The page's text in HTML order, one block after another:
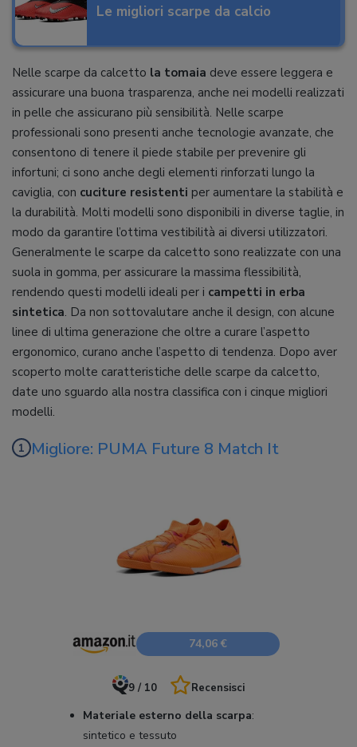
Le migliori scarpe da calcio
Nelle scarpe da calcetto la tomaia deve essere leggera e
assicurare una buona trasparenza, anche nei modelli realizzati
in pelle che assicurano più sensibilità. Nelle scarpe
professionali sono presenti anche tecnologie avanzate, che
consentono di tenere il piede stabile per prevenire gli
infortuni; ci sono anche degli elementi rinforzati lungo la
caviglia, con cuciture resistenti per aumentare la stabilità e
la durabilità. Molti modelli sono disponibili in diverse taglie, in
modo da garantire l’ottima vestibilità ai diversi utilizzatori.
Generalmente le scarpe da calcetto sono realizzate con una
suola in gomma, per assicurare la massima flessibilità,
rendendo questi modelli ideali per i campetti in erba
sintetica. Da non sottovalutare anche il design, con alcune
linee di ultima generazione che oltre a curare l’aspetto
ergonomico, curano anche l’aspetto di tendenza. Dopo aver
scoperto molte caratteristiche delle scarpe da calcetto,
date uno sguardo alla nostra classifica con i cinque migliori
modelli.
Migliore: PUMA Future 8 Match It
74,06 €
9 / 10 Recensisci
Materiale esterno della scarpa:
sintetico e tessuto